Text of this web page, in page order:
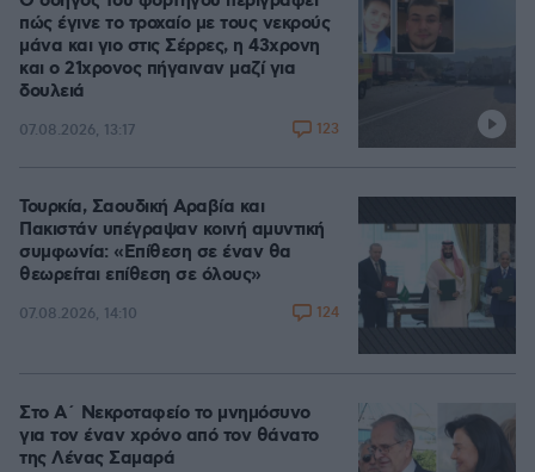
πώς έγινε το τροχαίο με τους νεκρούς
μάνα και γιο στις Σέρρες, η 43χρονη
και ο 21χρονος πήγαιναν μαζί για
δουλειά
07.08.2026, 13:17 123
Τουρκία, Σαουδική Αραβία και
Πακιστάν υπέγραψαν κοινή αμυντική
συμφωνία: «Επίθεση σε έναν θα
θεωρείται επίθεση σε όλους»
07.08.2026, 14:10 124
Στο Α΄ Νεκροταφείο το μνημόσυνο
για τον έναν χρόνο από τον θάνατο
της Λένας Σαμαρά